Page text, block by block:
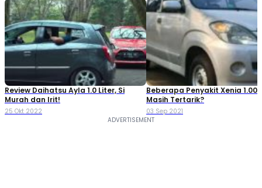
Review Daihatsu Ayla 1.0 Liter, Si
Murah dan Irit!
25 Okt 2022
Beberapa Penyakit Xenia
Masih Tertarik?
03 Sep 2021